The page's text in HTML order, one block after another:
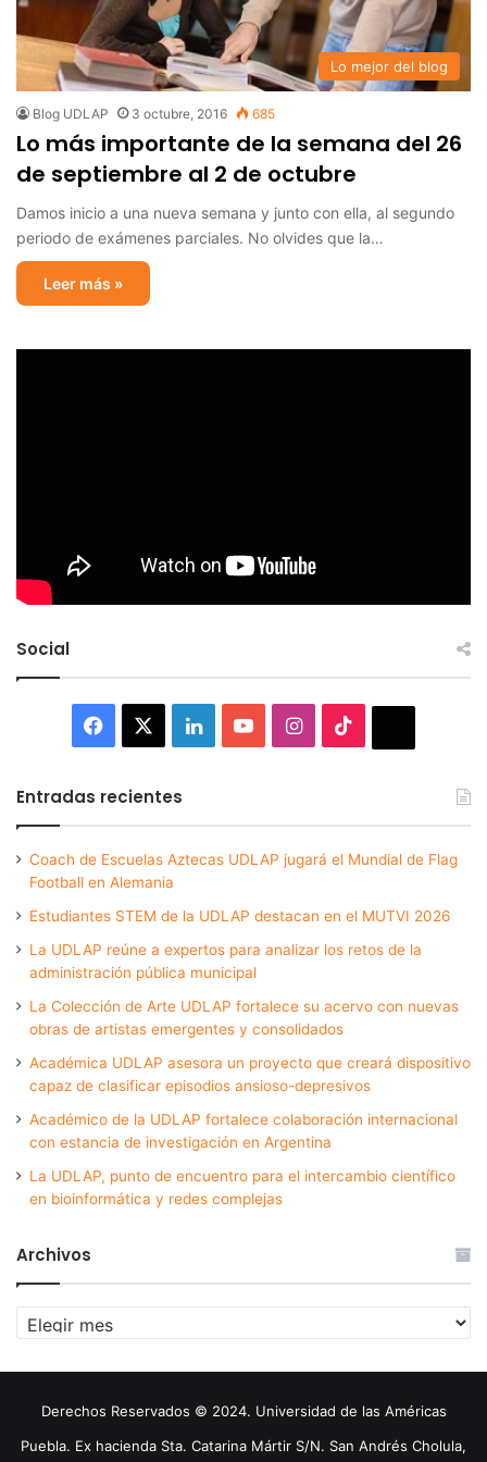
Lo mejor del blog
Blog UDLAP 3 octubre, 2016 685
Lo más importante de la semana del 26
de septiembre al 2 de octubre
Damos inicio a una nueva semana y junto con ella, al segundo
periodo de exámenes parciales. No olvides que la…
Leer más »
Social
Facebook LinkedInYouTubeInstagram
Entradas recientes
Coach de Escuelas Aztecas UDLAP jugará el Mundial de Flag
Football en Alemania
Estudiantes STEM de la UDLAP destacan en el MUTVI 2026
La UDLAP reúne a expertos para analizar los retos de la
administración pública municipal
La Colección de Arte UDLAP fortalece su acervo con nuevas
obras de artistas emergentes y consolidados
Académica UDLAP asesora un proyecto que creará dispositivo
capaz de clasificar episodios ansioso-depresivos
Académico de la UDLAP fortalece colaboración internacional
con estancia de investigación en Argentina
La UDLAP, punto de encuentro para el intercambio científico
en bioinformática y redes complejas
Archivos
Archivos
Derechos Reservados © 2024. Universidad de las Américas
Puebla. Ex hacienda Sta. Catarina Mártir S/N. San Andrés Cholula,